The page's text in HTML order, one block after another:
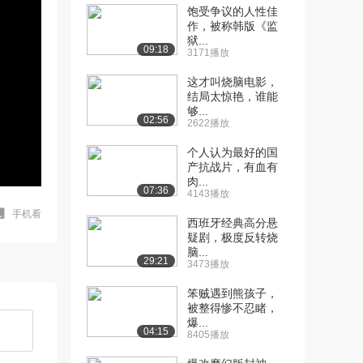
手机看
09:18
饱受争议的人性佳
作，被称韩版《监
狱...
3171播放
02:56
这才叫烧脑电影，
结局太惊艳，谁能
够...
2622播放
07:36
个人认为最好的国
产抗战片，有血有
肉...
4143播放
29:21
西班牙经典高分悬
疑剧，极度反转烧
脑...
3473播放
04:15
笨贼遇到熊孩子，
被整得惨不忍睹，
爆...
8405播放